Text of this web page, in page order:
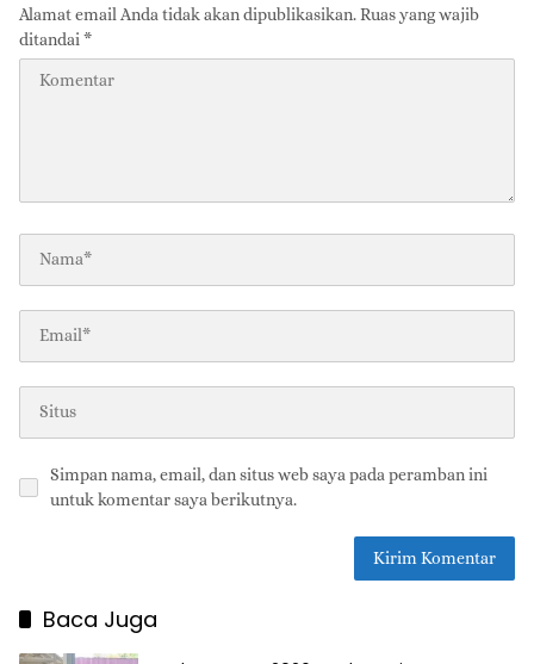
Alamat email Anda tidak akan dipublikasikan.Ruas yang wajib
ditandai *
Simpan nama, email, dan situs web saya pada peramban ini
untuk komentar saya berikutnya.
Baca Juga